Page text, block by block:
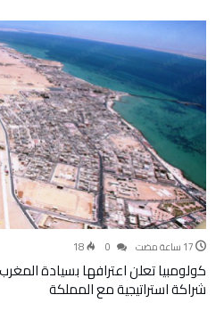
18
كولومبيا تعلن اعترافها بسيادة
شراكة استراتيجية مع المملكة